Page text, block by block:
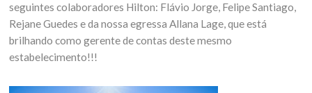
seguintes colaboradores Hilton: Flávio Jorge, Felipe Santiago,
Rejane Guedes e da nossa egressa Allana Lage, que está
brilhando como gerente de contas deste mesmo
estabelecimento!!!